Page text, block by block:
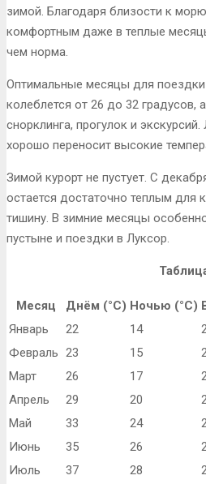
зимой. Благодаря близости к
комфортным даже в теплые
чем норма.
Оптимальные месяцы для
колеблется от 26 до 32
снорклинга, прогулок и
хорошо переносит высокие
Зимой курорт не пустует. С
остается достаточно теплым для
тишину. В зимние месяцы
пустыне и поездки в Луксор.
Месяц Днём (°C) Ночью (°C)
Январь
22 14
Февраль 23 15
Март
26 17
Апрель
29 20
Май
33 24
Июнь
35 26
Июль
37 28